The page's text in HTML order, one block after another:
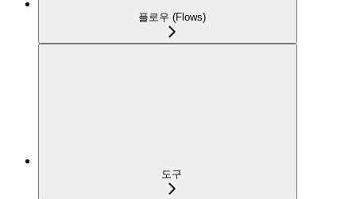
플로우 (Flows)
도구